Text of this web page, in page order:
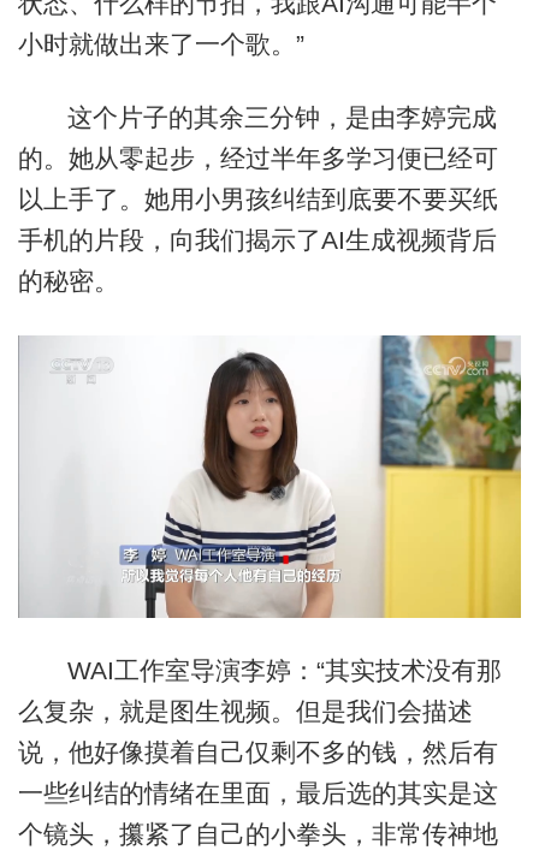
小时就做出来了一个歌。”
这个片子的其余三分钟，是由李婷完成
的。她从零起步，经过半年多学习便已经可
以上手了。她用小男孩纠结到底要不要买纸
手机的片段，向我们揭示了AI生成视频背后
的秘密。
WAI工作室导演李婷：“其实技术没有那
么复杂，就是图生视频。但是我们会描述
说，他好像摸着自己仅剩不多的钱，然后有
一些纠结的情绪在里面，最后选的其实是这
个镜头，攥紧了自己的小拳头，非常传神地